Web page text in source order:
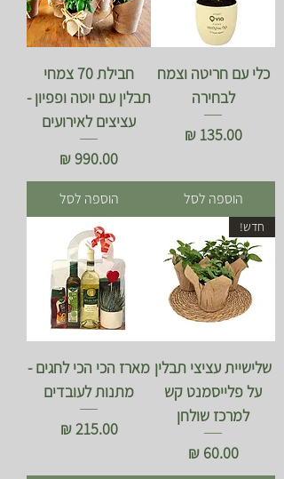
כלי עם חריטה וצמח
לבחירה
מחיר‏135.00 ‏₪
הוספה לסל
חבילת 70 צמחי
תבלין עם יוטה ופפיון -
עציצים לאירועים
מחיר
הוספה לסל
חדש!
שלישיית עציצי תבלין
על פלייסמנט קש
למרכז שולחן
מחיר‏60.00 ‏₪
מארז הכי הכי לחגים -
מתנות לעובדים
מחיר‏215.00 ‏₪